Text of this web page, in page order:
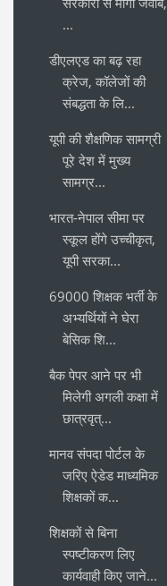
...
डीएलएड का बढ़ रहा
क्रेज, कॉलेजों की
संबद्धता के लि...
यूपी की शैक्षणिक सामग्री
पूरे देश में मुख्य
सामग्र...
भारत-नेपाल सीमा पर
स्कूल होंगे उच्चीकृत,
यूपी सरका...
69000 शिक्षक भर्ती के
अभ्यर्थियों ने घेरा
बेसिक शि...
बैक पेपर आने पर भी
मिलेगी अगली कक्षा में
छात्रवृत्...
मानव संपदा पोर्टल के
जरिए ऐडेड माध्यमिक
शिक्षकों क...
शिक्षकों से बिना
स्पष्टीकरण लिए
कार्यवाही किए जाने...